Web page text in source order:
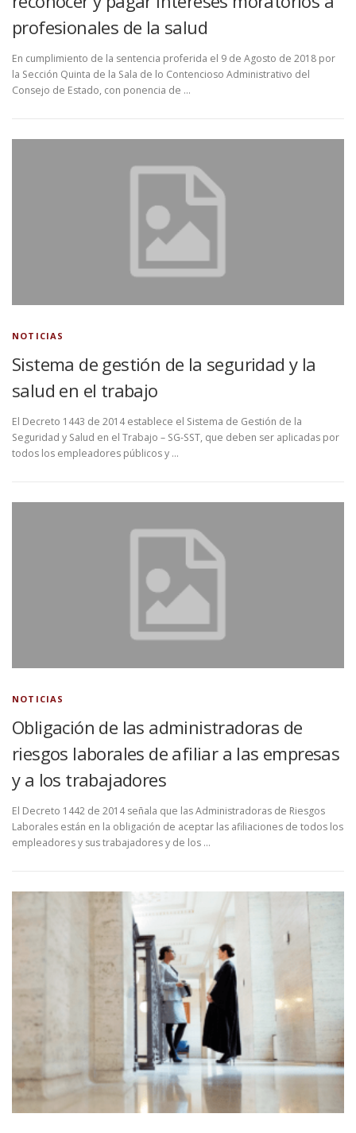
profesionales de la salud
En cumplimiento de la sentencia proferida el 9 de Agosto de 2018 por
la Sección Quinta de la Sala de lo Contencioso Administrativo del
Consejo de Estado, con ponencia de …
NOTICIAS
Sistema de gestión de la seguridad y la
salud en el trabajo
El Decreto 1443 de 2014 establece el Sistema de Gestión de la
Seguridad y Salud en el Trabajo – SG-SST, que deben ser aplicadas por
todos los empleadores públicos y …
NOTICIAS
Obligación de las administradoras de
riesgos laborales de afiliar a las empresas
y a los trabajadores
El Decreto 1442 de 2014 señala que las Administradoras de Riesgos
Laborales están en la obligación de aceptar las afiliaciones de todos los
empleadores y sus trabajadores y de los …